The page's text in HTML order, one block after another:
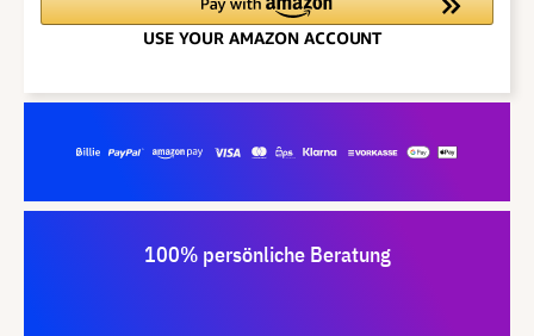
100% persönliche Beratung